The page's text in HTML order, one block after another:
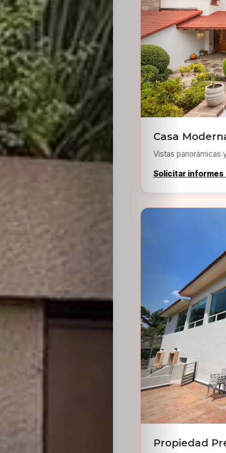
Inicio
Casting
Bershka
Casting
SHEIN
Casting
HolliKids
Contacto
Search
Casa
Vistas panorámicas
Solicitar
Propiedad